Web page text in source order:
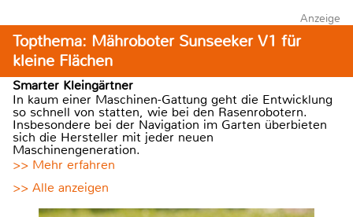
Anzeige
Topthema: Mähroboter Sunseeker V1 für
kleine Flächen
Smarter Kleingärtner
In kaum einer Maschinen-Gattung geht die Entwicklung
so schnell von statten, wie bei den Rasenrobotern.
Insbesondere bei der Navigation im Garten überbieten
sich die Hersteller mit jeder neuen
Maschinengeneration.
>> Mehr erfahren
>> Alle anzeigen